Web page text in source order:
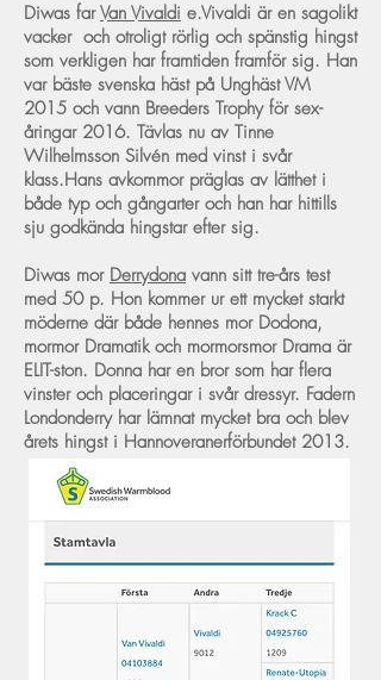
Diwas far Van Vivaldi e.Vivaldi är en sagolikt
vacker och otroligt rörlig och spänstig hingst
som verkligen har framtiden framför sig. Han
var bäste svenska häst på Unghäst VM
2015 och vann Breeders Trophy för sex-
åringar 2016. Tävlas nu av Tinne
Wilhelmsson Silvén med vinst i svår
klass.Hans avkommor präglas av lätthet i
både typ och gångarter och han har hittills
sju godkända hingstar efter sig.
Diwas mor Derrydona vann sitt tre-års test
med 50 p. Hon kommer ur ett mycket starkt
möderne där både hennes mor Dodona,
mormor Dramatik och mormorsmor Drama är
ELIT-ston. Donna har en bror som har flera
vinster och placeringar i svår dressyr. Fadern
Londonderry har lämnat mycket bra och blev
årets hingst i Hannoveranerförbundet 2013.